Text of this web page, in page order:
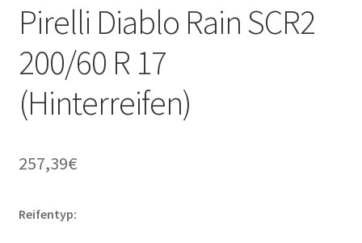
Pirelli Diablo Rain SCR2
200/60 R 17
(Hinterreifen)
257,39€
Reifentyp: